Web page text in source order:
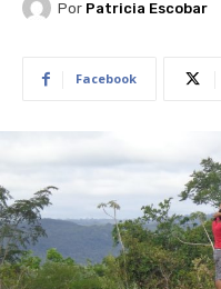
Por Patricia Escobar
Facebook